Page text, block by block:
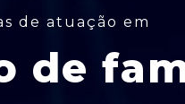
de atuação em
de